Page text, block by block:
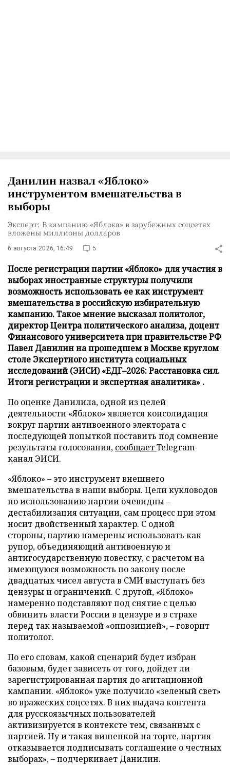
Данилин назвал «Яблоко»
инструментом вмешательства в
выборы
Эксперт: В кампанию «Яблока» в зарубежных соцсетях
вложены миллионы долларов
6 августа 2026, 16:49 5
После регистрации партии «Яблоко» для участия в
выборах иностранные структуры получили
возможность использовать ее как инструмент
вмешательства в российскую избирательную
кампанию. Такое мнение высказал политолог,
директор Центра политического анализа, доцент
Финансового университета при правительстве РФ
Павел Данилин на прошедшем в Москве круглом
столе Экспертного института социальных
исследований (ЭИСИ) «ЕДГ–2026: Расстановка сил.
Итоги регистрации и экспертная аналитика» .
По оценке Данилила, одной из целей
деятельности «Яблоко» является консолидация
вокруг партии антивоенного электората с
последующей попыткой поставить под сомнение
результаты голосования, сообщаетTelegram-
канал ЭИСИ.
«Яблоко» – это инструмент внешнего
вмешательства в наши выборы. Цели кукловодов
по использованию партии очевидны –
дестабилизация ситуации, сам процесс при этом
носит двойственный характер. С одной
стороны, партию намерены использовать как
рупор, объединяющий антивоенную и
антигосударственную повестку, с расчетом на
имеющуюся возможность по закону после
двадцатых чисел августа в СМИ выступать без
цензуры и ограничений. С другой, «Яблоко»
намеренно подставляют под снятие с целью
обвинить власти России в цензуре и в страхе
перед так называемой «оппозицией», – говорит
политолог.
По его словам, какой сценарий будет избран
базовым, будет зависеть от того, дойдет ли
зарегистрированная партия до агитационной
кампании. «Яблоко» уже получило «зеленый свет»
во вражеских соцсетях. В них выдача контента
для русскоязычных пользователей
активизируется в контексте тем, связанных с
партией. Ну и такая вишенкой на торте, партия
отказывается подписывать соглашение о честных
выборах», – подчеркивает Данилин.